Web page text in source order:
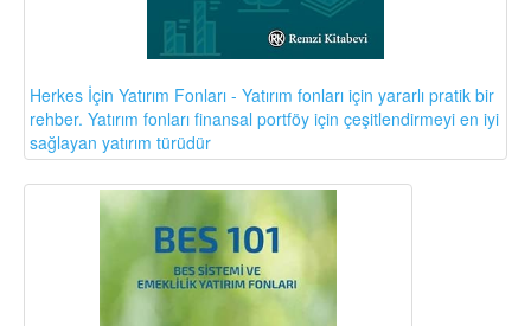
Herkes İçin Yatırım Fonları - Yatırım fonları için yararlı pratik bir
rehber. Yatırım fonları finansal portföy için çeşitlendirmeyi en iyi
sağlayan yatırım türüdür